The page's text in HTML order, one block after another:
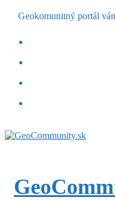
Geokomunitný portál